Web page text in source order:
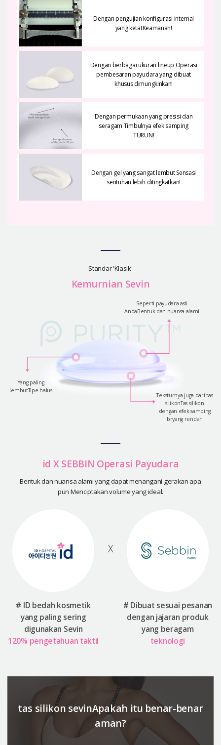
Dengan pengujian konfigurasi internal
yang ketatKeamanan!
Dengan berbagai ukuran lineup Operasi
pembesaran payudara yang dibuat
khusus dimungkinkan!
Dengan permukaan yang presisi dan
seragam Timbulnya efek samping
TURUN!
Dengan gel yang sangat lembut Sensasi
sentuhan lebih ditingkatkan!
Standar 'Klasik'
Kemurnian Sevin
Seperti payudara asli
AndaBentuk dan nuansa alami
Yang paling
lembutTipe halus
Teksturnya juga dari tas
silikonTas silikon
dengan efek samping
bryang rendah
id X SEBBIN Operasi Payudara
Bentuk dan nuansa alami yang dapat menangani gerakan apa
pun Menciptakan volume yang ideal.
# ID bedah kosmetik
yang paling sering
digunakan Sevin
120% pengetahuan taktil
X
# Dibuat sesuai pesanan
dengan jajaran produk
yang beragam
teknologi
tas silikon sevinApakah itu benar-benar
aman?